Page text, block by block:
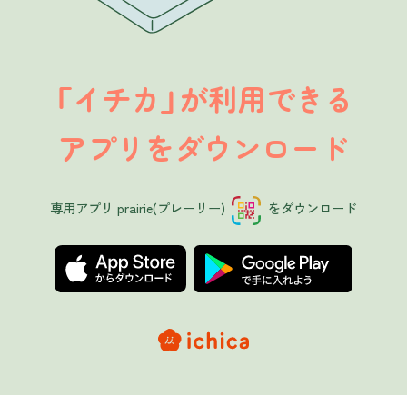
「イチカ 」 が利用できる
アプリをダウンロード
専用アプリ prairie(プレーリー) をダウンロード